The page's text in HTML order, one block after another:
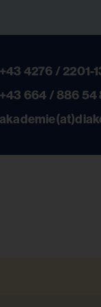
+43 4276 / 2201-
+43 664 / 886 54